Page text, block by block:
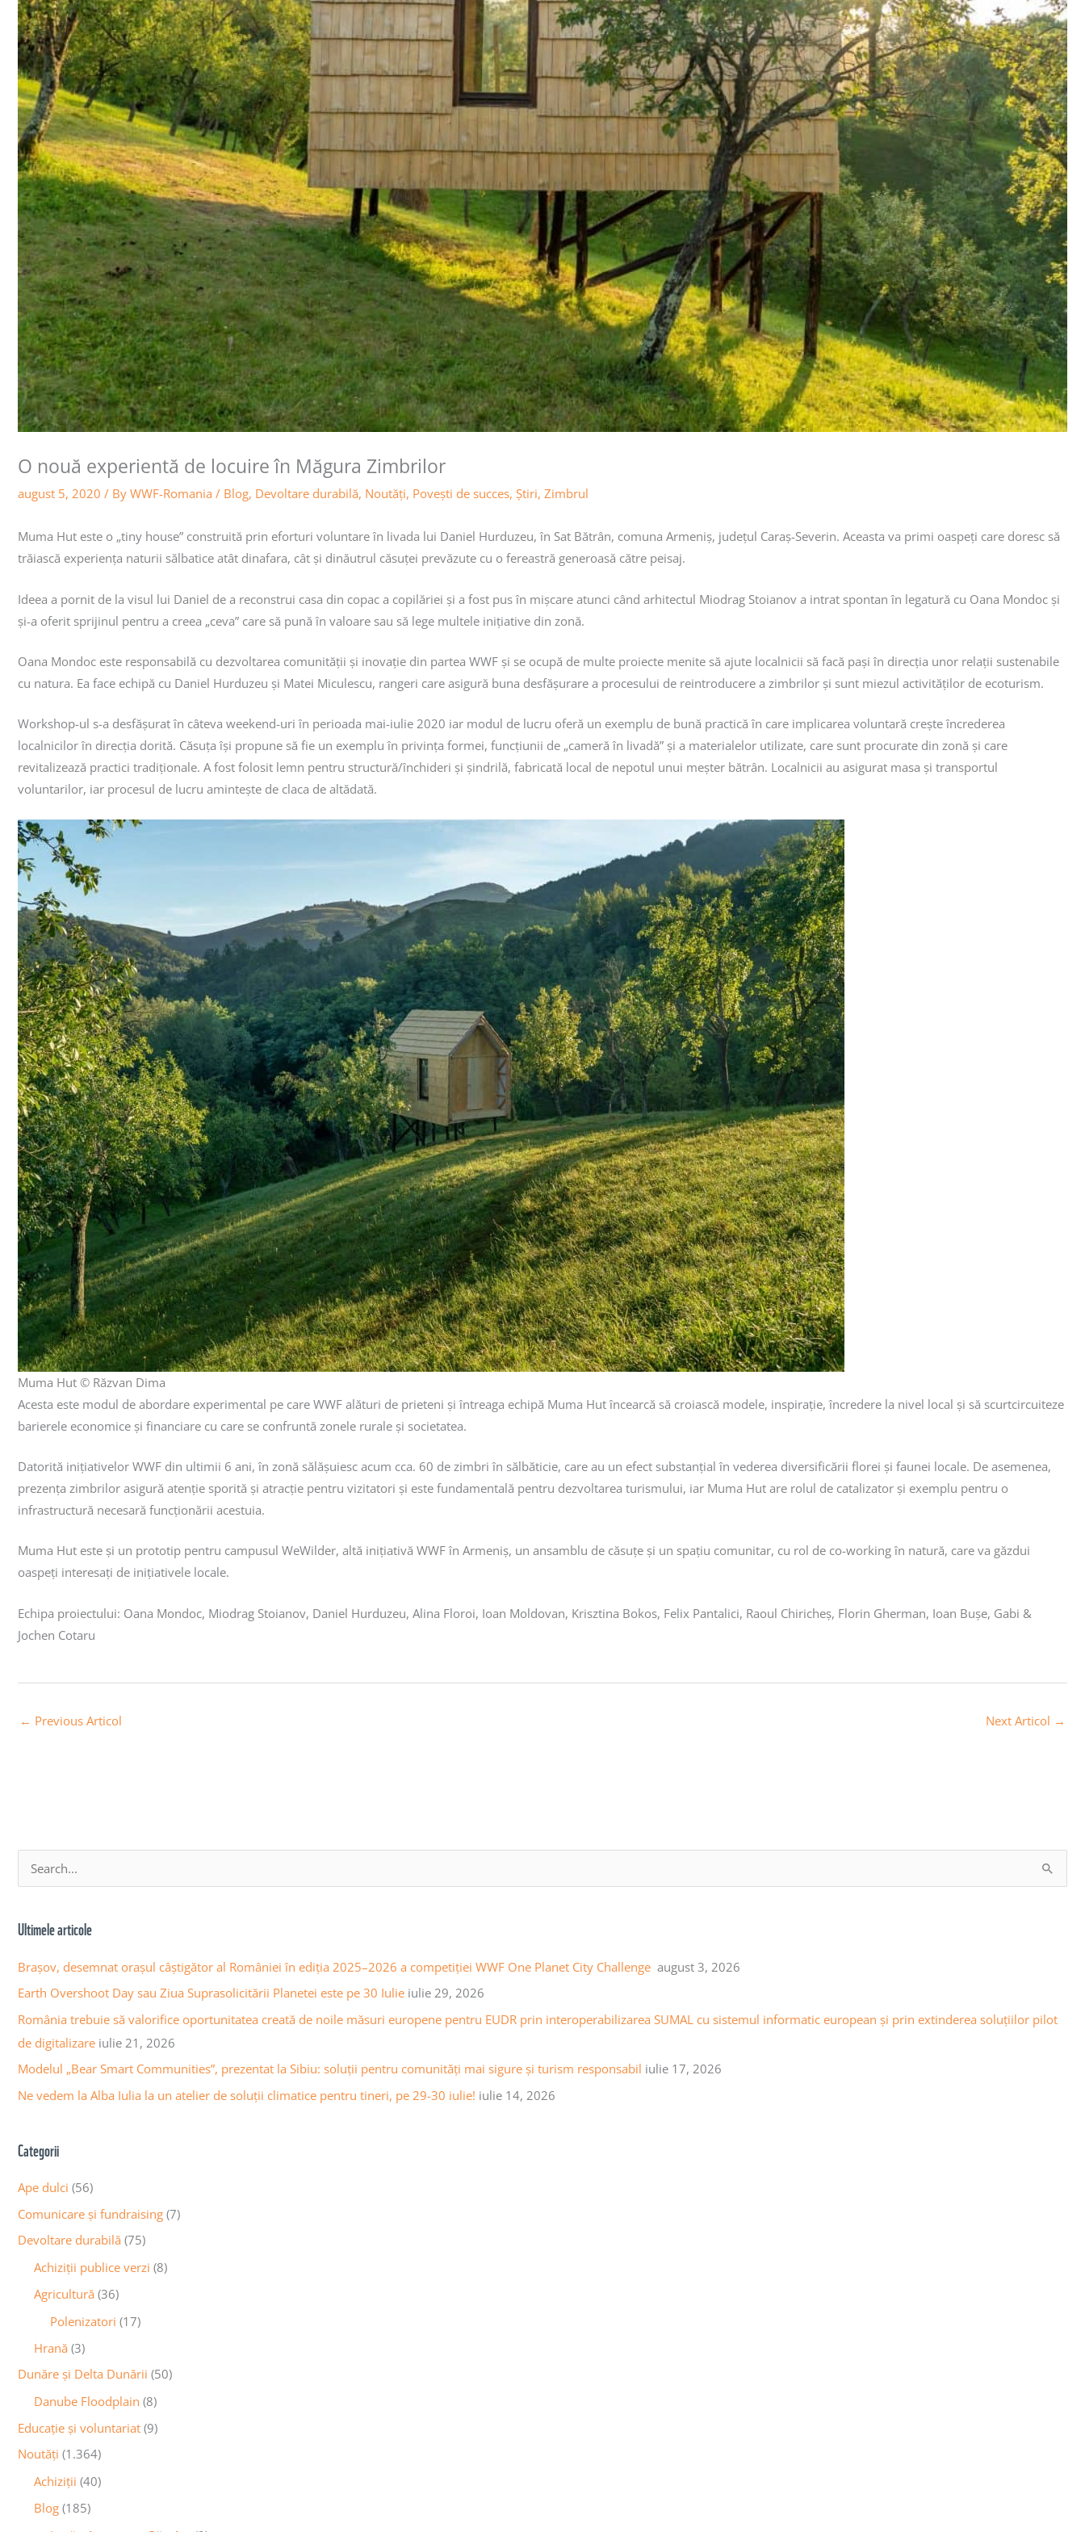
O nouă experientă de locuire în Măgura Zimbrilor
august 5, 2020 / By WWF-Romania / Blog, Devoltare durabilă, Noutăţi, Povești de succes, Știri, Zimbrul
Muma Hut este o „tiny house” construită prin eforturi voluntare în livada lui Daniel Hurduzeu, în Sat Bătrân, comuna Armeniș, județul Caraș-Severin. Aceasta va primi oaspeți care doresc să
trăiască experiența naturii sălbatice atât dinafara, cât și dinăutrul căsuței prevăzute cu o fereastră generoasă către peisaj.
Ideea a pornit de la visul lui Daniel de a reconstrui casa din copac a copilăriei și a fost pus în mișcare atunci când arhitectul Miodrag Stoianov a intrat spontan în legatură cu Oana Mondoc și
și-a oferit sprijinul pentru a creea „ceva” care să pună în valoare sau să lege multele inițiative din zonă.
Oana Mondoc este responsabilă cu dezvoltarea comunității și inovație din partea WWF și se ocupă de multe proiecte menite să ajute localnicii să facă pași în direcția unor relații sustenabile
cu natura. Ea face echipă cu Daniel Hurduzeu și Matei Miculescu, rangeri care asigură buna desfășurare a procesului de reintroducere a zimbrilor și sunt miezul activităților de ecoturism.
Workshop-ul s-a desfășurat în câteva weekend-uri în perioada mai-iulie 2020 iar modul de lucru oferă un exemplu de bună practică în care implicarea voluntară crește încrederea
localnicilor în direcția dorită. Căsuța își propune să fie un exemplu în privința formei, funcțiunii de „cameră în livadă” și a materialelor utilizate, care sunt procurate din zonă și care
revitalizează practici tradiționale. A fost folosit lemn pentru structură/închideri și șindrilă, fabricată local de nepotul unui meșter bătrân. Localnicii au asigurat masa și transportul
voluntarilor, iar procesul de lucru amintește de claca de altădată.
Muma Hut © Răzvan Dima
Acesta este modul de abordare experimental pe care WWF alături de prieteni și întreaga echipă Muma Hut încearcă să croiască modele, inspirație, încredere la nivel local și să scurtcircuiteze
barierele economice și financiare cu care se confruntă zonele rurale și societatea.
Datorită inițiativelor WWF din ultimii 6 ani, în zonă sălășuiesc acum cca. 60 de zimbri în sălbăticie, care au un efect substanțial în vederea diversificării florei și faunei locale. De asemenea,
prezența zimbrilor asigură atenție sporită și atracție pentru vizitatori și este fundamentală pentru dezvoltarea turismului, iar Muma Hut are rolul de catalizator și exemplu pentru o
infrastructură necesară funcționării acestuia.
Muma Hut este și un prototip pentru campusul WeWilder, altă inițiativă WWF în Armeniș, un ansamblu de căsuțe și un spațiu comunitar, cu rol de co-working în natură, care va găzdui
oaspeți interesați de inițiativele locale.
Echipa proiectului: Oana Mondoc, Miodrag Stoianov, Daniel Hurduzeu, Alina Floroi, Ioan Moldovan, Krisztina Bokos, Felix Pantalici, Raoul Chiricheș, Florin Gherman, Ioan Bușe, Gabi &
Jochen Cotaru
← Previous Articol Next Articol →
r
c
h
o
Ultimele articole
Brașov, desemnat orașul câștigător al României în ediția 2025–2026 a competiției WWF One Planet City Challenge august 3, 2026
Earth Overshoot Day sau Ziua Suprasolicitării Planetei este pe 30 Iulie iulie 29, 2026
România trebuie să valorifice oportunitatea creată de noile măsuri europene pentru EUDR prin interoperabilizarea SUMAL cu sistemul informatic european și prin extinderea soluțiilor pilot
de digitalizare iulie 21, 2026
Modelul „Bear Smart Communities”, prezentat la Sibiu: soluții pentru comunități mai sigure și turism responsabil iulie 17, 2026
Ne vedem la Alba Iulia la un atelier de soluții climatice pentru tineri, pe 29-30 iulie! iulie 14, 2026
Categorii
Ape dulci (56)
Comunicare și fundraising (7)
Devoltare durabilă (75)
Achiziții publice verzi (8)
Agricultură (36)
Polenizatori (17)
Hrană (3)
Dunăre și Delta Dunării (50)
Danube Floodplain (8)
Educaţie și voluntariat (9)
Noutăţi (1.364)
Achiziţii (40)
Blog (185)
r
i
a
a
r
t
i
c
l